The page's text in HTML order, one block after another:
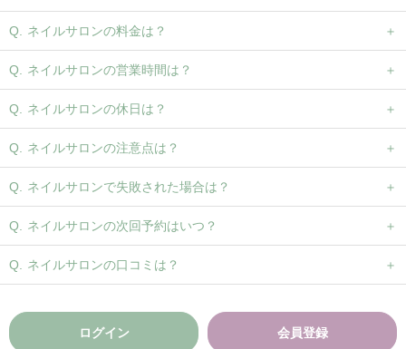
ネイルサロンの料金は？
ネイルサロンの営業時間は？
ネイルサロンの休日は？
ネイルサロンの注意点は？
ネイルサロンで失敗された場合は？
ネイルサロンの次回予約はいつ？
ネイルサロンの口コミは？
ログイン 会員登録